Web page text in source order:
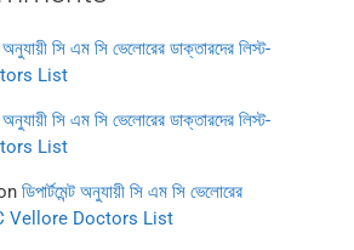
অনুযায়ী সি এম সি ভেলোরের ডাক্তারদের লিস্ট-
List
অনুযায়ী সি এম সি ভেলোরের ডাক্তারদের লিস্ট-
List
ডিপার্টমেন্ট অনুযায়ী সি এম সি ভেলোরের
Vellore Doctors List